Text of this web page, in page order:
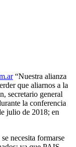
“Nuestra alianza
que aliarnos a la
secretario general
la conferencia
julio de 2018; en
necesita formarse